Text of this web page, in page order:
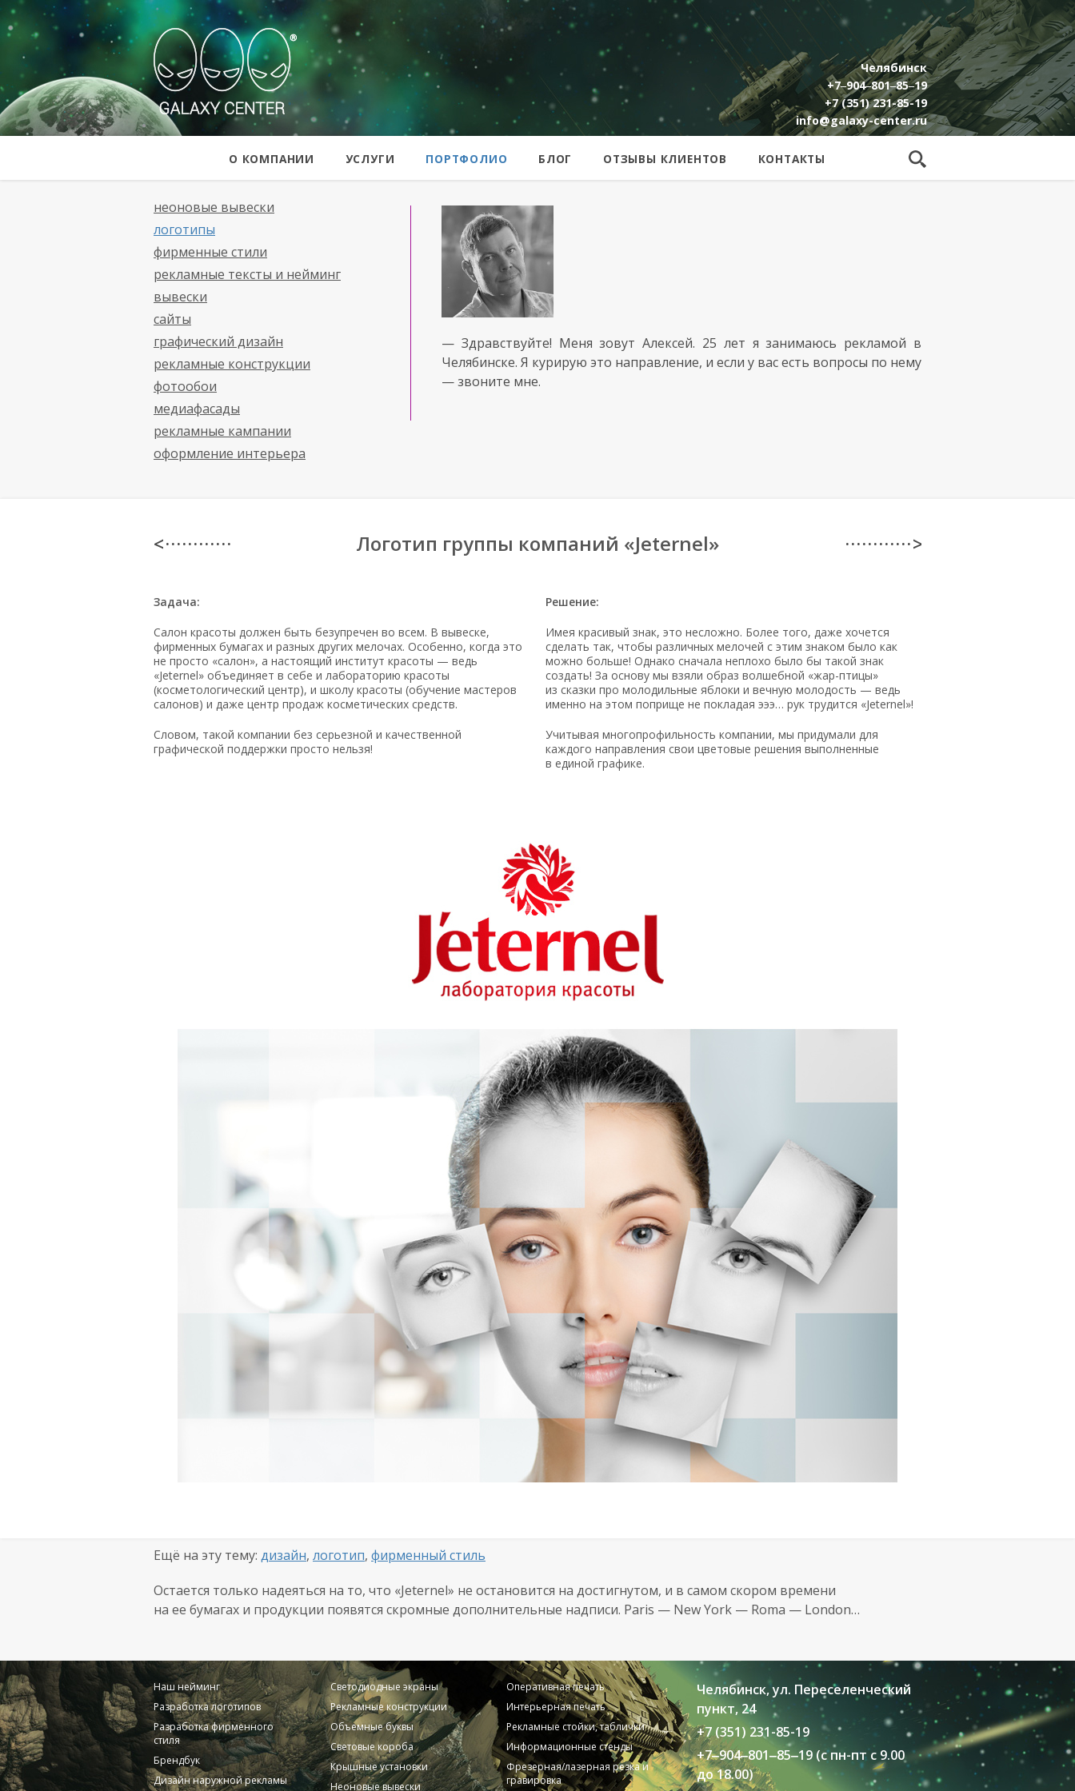
Galaxy Center
Челябинск
+7‒904‒801‒85‒19
+7 (351) 231-85-19
info@galaxy-center.ru
О КОМПАНИИ УСЛУГИ ПОРТФОЛИО БЛОГ ОТЗЫВЫ КЛИЕНТОВ КОНТАКТЫ
неоновые вывески
логотипы
фирменные стили
рекламные тексты и нейминг
вывески
сайты
графический дизайн
рекламные конструкции
фотообои
медиафасады
рекламные кампании
оформление интерьера
— Здравствуйте! Меня зовут Алексей. 25 лет я занимаюсь рекламой в
Челябинске. Я курирую это направление, и если у вас есть вопросы по нему
— звоните мне.
< · · · · · · · · · · · · · · · · · · · · · · · · >
Логотип группы компаний «Jeternel»
Задача:
Салон красоты должен быть безупречен во всем. В вывеске,
фирменных бумагах и разных других мелочах. Особенно, когда это
не просто «салон», а настоящий институт красоты — ведь
«Jeternel» объединяет в себе и лабораторию красоты
(косметологический центр), и школу красоты (обучение мастеров
салонов) и даже центр продаж косметических средств.
Словом, такой компании без серьезной и качественной
графической поддержки просто нельзя!
Решение:
Имея красивый знак, это несложно. Более того, даже хочется
сделать так, чтобы различных мелочей с этим знаком было как
можно больше! Однако сначала неплохо было бы такой знак
создать! За основу мы взяли образ волшебной «жар-птицы»
из сказки про молодильные яблоки и вечную молодость — ведь
именно на этом поприще не покладая эээ… рук трудится «Jeternel»!
Учитывая многопрофильность компании, мы придумали для
каждого направления свои цветовые решения выполненные
в единой графике.
Ещё на эту тему: дизайн, логотип, фирменный стиль
Остается только надеяться на то, что «Jeternel» не остановится на достигнутом, и в самом скором времени
на ее бумагах и продукции появятся скромные дополнительные надписи. Paris — New York — Roma — London…
Наш нейминг
Разработка логотипов
Разработка фирменного
стиля
Брендбук
Дизайн наружной рекламы
Светодиодные экраны
Рекламные конструкции
Объемные буквы
Световые короба
Крышные установки
Неоновые вывески
Оперативная печать
Интерьерная печать
Рекламные стойки, таблички
Информационные стенды
Фрезерная/лазерная резка и
гравировка
Челябинск, ул. Переселенческий
пункт, 24
+7 (351) 231-85-19
+7‒904‒801‒85‒19 (с пн-пт с 9.00
до 18.00)